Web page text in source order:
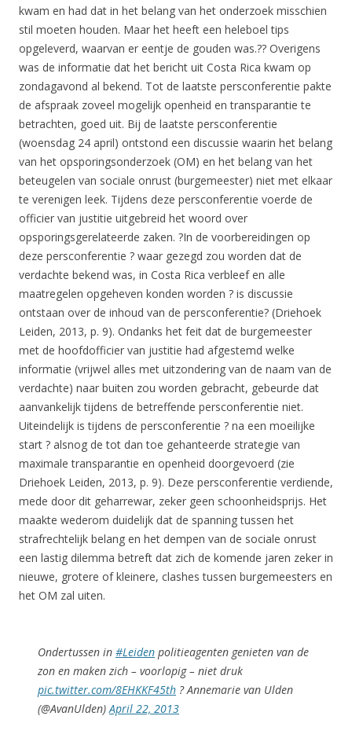
kwam en had dat in het belang van het onderzoek misschien
stil moeten houden. Maar het heeft een heleboel tips
opgeleverd, waarvan er eentje de gouden was.?? Overigens
was de informatie dat het bericht uit Costa Rica kwam op
zondagavond al bekend. Tot de laatste persconferentie pakte
de afspraak zoveel mogelijk openheid en transparantie te
betrachten, goed uit. Bij de laatste persconferentie
(woensdag 24 april) ontstond een discussie waarin het belang
van het opsporingsonderzoek (OM) en het belang van het
beteugelen van sociale onrust (burgemeester) niet met elkaar
te verenigen leek. Tijdens deze persconferentie voerde de
officier van justitie uitgebreid het woord over
opsporingsgerelateerde zaken. ?In de voorbereidingen op
deze persconferentie ? waar gezegd zou worden dat de
verdachte bekend was, in Costa Rica verbleef en alle
maatregelen opgeheven konden worden ? is discussie
ontstaan over de inhoud van de persconferentie? (Driehoek
Leiden, 2013, p. 9). Ondanks het feit dat de burgemeester
met de hoofdofficier van justitie had afgestemd welke
informatie (vrijwel alles met uitzondering van de naam van de
verdachte) naar buiten zou worden gebracht, gebeurde dat
aanvankelijk tijdens de betreffende persconferentie niet.
Uiteindelijk is tijdens de persconferentie ? na een moeilijke
start ? alsnog de tot dan toe gehanteerde strategie van
maximale transparantie en openheid doorgevoerd (zie
Driehoek Leiden, 2013, p. 9). Deze persconferentie verdiende,
mede door dit geharrewar, zeker geen schoonheidsprijs. Het
maakte wederom duidelijk dat de spanning tussen het
strafrechtelijk belang en het dempen van de sociale onrust
een lastig dilemma betreft dat zich de komende jaren zeker in
nieuwe, grotere of kleinere, clashes tussen burgemeesters en
het OM zal uiten.
Ondertussen in #Leiden politieagenten genieten van de
zon en maken zich – voorlopig – niet druk
pic.twitter.com/8EHKKF45th ? Annemarie van Ulden
(@AvanUlden) April 22, 2013